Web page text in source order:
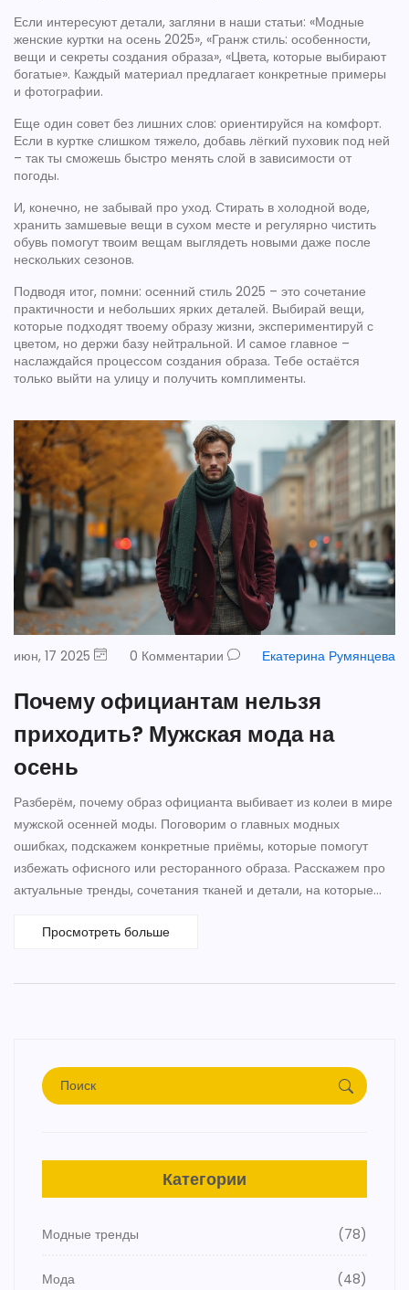
Если интересуют детали, загляни в наши статьи: «Модные
женские куртки на осень 2025», «Гранж стиль: особенности,
вещи и секреты создания образа», «Цвета, которые выбирают
богатые». Каждый материал предлагает конкретные примеры
и фотографии.
Еще один совет без лишних слов: ориентируйся на комфорт.
Если в куртке слишком тяжело, добавь лёгкий пуховик под ней
– так ты сможешь быстро менять слой в зависимости от
погоды.
И, конечно, не забывай про уход. Стирать в холодной воде,
хранить замшевые вещи в сухом месте и регулярно чистить
обувь помогут твоим вещам выглядеть новыми даже после
нескольких сезонов.
Подводя итог, помни: осенний стиль 2025 – это сочетание
практичности и небольших ярких деталей. Выбирай вещи,
которые подходят твоему образу жизни, экспериментируй с
цветом, но держи базу нейтральной. И самое главное –
наслаждайся процессом создания образа. Тебе остаётся
только выйти на улицу и получить комплименты.
июн, 17 2025 0 Комментарии Екатерина Румянцева
Почему официантам нельзя
приходить? Мужская мода на
осень
Разберём, почему образ официанта выбивает из колеи в мире
мужской осенней моды. Поговорим о главных модных
ошибках, подскажем конкретные приёмы, которые помогут
избежать офисного или ресторанного образа. Расскажем про
актуальные тренды, сочетания тканей и детали, на которые
советы и необычные факты, чтобы твой стиль не выглядел
Просмотреть больше
Категории
Модные тренды (78)
Мода (48)